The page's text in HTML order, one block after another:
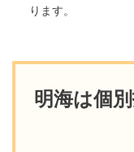
ります。
明海は個